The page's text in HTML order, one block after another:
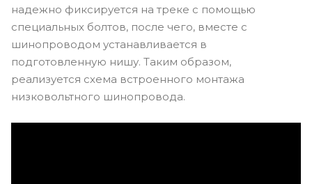
надежно фиксируется на треке с помощью
специальных болтов, после чего, вместе с
шинопроводом устанавливается в
подготовленную нишу. Таким образом,
реализуется схема встроенного монтажа
низковольтного шинопровода.